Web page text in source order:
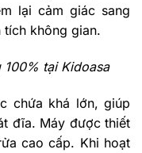
lại cảm giác sang
không gian.
100% tại Kidoasa
chứa khá lớn, giúp
đĩa. Máy được thiết
cao cấp. Khi hoạt